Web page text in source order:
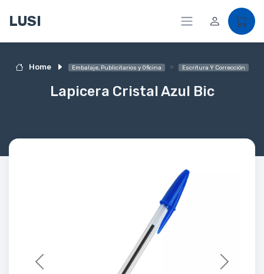
LUSI
Home Embalaje, Publicitarios y Oficina Escritura Y Corrección
Lapicera Cristal Azul Bic
Previous Next